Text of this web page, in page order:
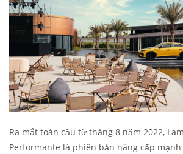
Ra mắt toàn cầu từ tháng 8 năm 2022,
Performante là phiên bản nâng cấp